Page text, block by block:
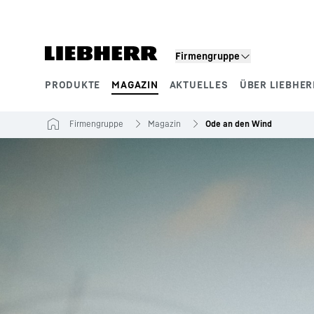
Firmengruppe
PRODUKTE MAGAZIN AKTUELLES ÜBER
Produktsegmente
Firmengruppe Magazin Ode an den Wind